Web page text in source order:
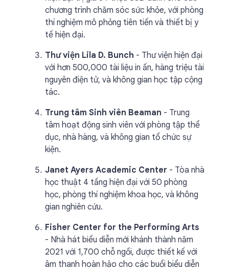
chương trình chăm sóc sức khỏe, với phòng
thí nghiệm mô phỏng tiên tiến và thiết bị y
tế hiện đại.
Thư viện Lila D. Bunch - Thư viện hiện đại
với hơn 500,000 tài liệu in ấn, hàng triệu tài
nguyên điện tử, và không gian học tập cộng
tác.
Trung tâm Sinh viên Beaman - Trung
tâm hoạt động sinh viên với phòng tập thể
dục, nhà hàng, và không gian tổ chức sự
kiện.
Janet Ayers Academic Center - Tòa nhà
học thuật 4 tầng hiện đại với 50 phòng
học, phòng thí nghiệm khoa học, và không
gian nghiên cứu.
Fisher Center for the Performing Arts
- Nhà hát biểu diễn mới khánh thành năm
2021 với 1,700 chỗ ngồi, được thiết kế với
âm thanh hoàn hảo cho các buổi biểu diễn